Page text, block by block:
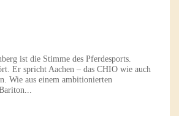
ist die Stimme des Pferdesports.
Er spricht Aachen – das CHIO wie auch
Wie aus einem ambitionierten